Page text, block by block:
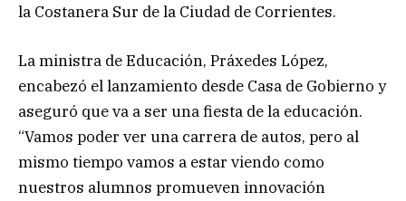
la Costanera Sur de la Ciudad de Corrientes.
La ministra de Educación, Práxedes López,
encabezó el lanzamiento desde Casa de Gobierno y
aseguró que va a ser una fiesta de la educación.
“Vamos poder ver una carrera de autos, pero al
mismo tiempo vamos a estar viendo como
nuestros alumnos promueven innovación